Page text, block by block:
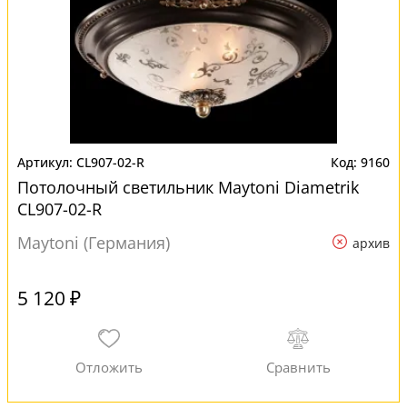
CL907-02-R 9160
Потолочный светильник Maytoni Diametrik
CL907-02-R
Maytoni (Германия)
архив
5 120 ₽